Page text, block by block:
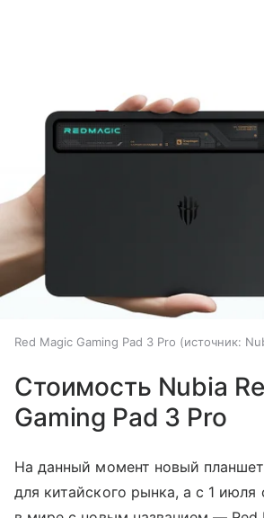
Red Magic Gaming Pad 3 Pro источник:
Стоимость Nubia
Gaming Pad 3 Pro
На данный момент новый
для китайского рынка, а с 1 июля